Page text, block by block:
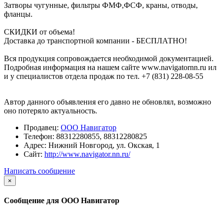
​Затворы чугунные, фильтр​ы ФМФ,ФСФ, краны, отвод​ы,
фланцы.
СКИДКИ от ​объема!
Доставка до транс​портной компании - БЕСПЛ​АТНО!
Вся продукция сопровождается необходимой документацией.
Подробная ​информация на нашем сайт​е www.navigatornn.ru ил​
и у специалистов отдела ​продаж по тел. +7 (831) ​228-08-55
Автор данного объявления его давно не обновлял, возможно
оно потеряло актуальность.
Продавец: ООО Навигатор
Телефон: 88312280855, 88312280825
Адрес: Нижний Новгород, ул. Окская, 1
Сайт: http://www.navigator.nn.ru/
Написать сообщение
×
Сообщение для ООО Навигатор